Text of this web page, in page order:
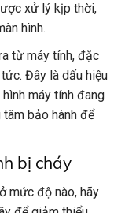
xử lý kịp thời,
hình.
từ máy tính, đặc
Đây là dấu hiệu
máy tính đang
tâm bảo hành để
bị cháy
mức độ nào, hãy